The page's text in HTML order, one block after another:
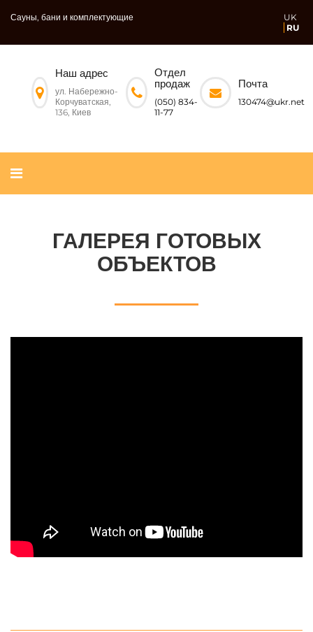
Сауны, бани и комплектующие
UK
RU
Наш адрес
ул. Набережно-
Корчуватская,
136, Киев
Отдел
продаж
(050) 834-
11-77
Почта
130474@ukr.net
ГАЛЕРЕЯ ГОТОВЫХ
ОБЪЕКТОВ